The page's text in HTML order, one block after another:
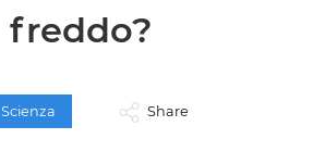
freddo?
Scienza Share